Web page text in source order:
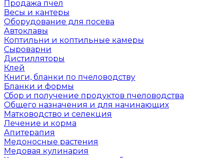
Продажа пчел
Весы и кантеры
Оборудование для посева
Автоклавы
Коптильни и коптильные камеры
Сыроварни
Дистилляторы
Клей
Книги, бланки по пчеловодству
Бланки и формы
Сбор и получение продуктов пчеловодства
Общего назначения и для начинающих
Матководство и селекция
Лечение и корма
Апитерапия
Медоносные растения
Медовая кулинария